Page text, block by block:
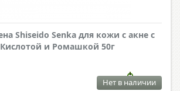
Shiseido Senka для кожи с акне с
и Ромашкой 50г
Нет в наличии